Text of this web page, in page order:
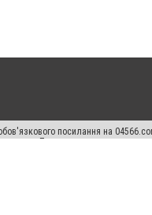
посилання на
джерела. Порушення виняткових